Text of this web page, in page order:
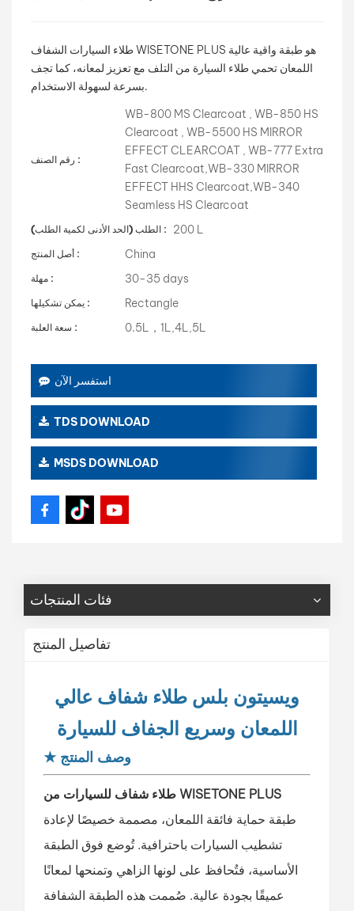
طلاء السيارات الشفاف WISETONE PLUS هو طبقة واقية عالية
اللمعان تحمي طلاء السيارة من التلف مع تعزيز لمعانه، كما تجف
بسرعة لسهولة الاستخدام.
رقم الصنف :
WB-800 MS Clearcoat , WB-850 HS
Clearcoat , WB-5500 HS MIRROR
EFFECT CLEARCOAT , WB-777 Extra
Fast Clearcoat,WB-330 MIRROR
EFFECT HHS Clearcoat,WB-340
Seamless HS Clearcoat
الطلب (الحد الأدنى لكمية الطلب) : 200 L
أصل المنتج : China
مهلة : 30-35 days
يمكن تشكيلها : Rectangle
سعة العلبة : 0.5L，1L,4L,5L
استفسر الآن
TDS DOWNLOAD
MSDS DOWNLOAD
فئات المنتجات
تفاصيل المنتج
ويسيتون بلس طلاء شفاف عالي
اللمعان وسريع الجفاف للسيارة
★ وصف المنتج
طلاء شفاف للسيارات من WISETONE PLUS
طبقة حماية فائقة اللمعان، مصممة خصيصًا لإعادة
تشطيب السيارات باحترافية. تُوضع فوق الطبقة
الأساسية، فتُحافظ على لونها الزاهي وتمنحها لمعانًا
عميقًا بجودة عالية. صُممت هذه الطبقة الشفافة